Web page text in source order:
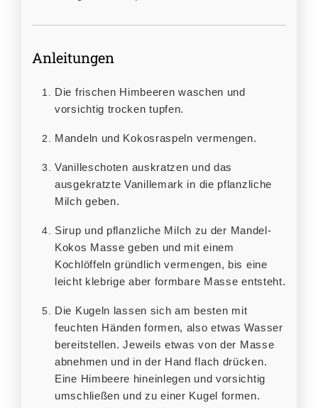
Anleitungen
Die frischen Himbeeren waschen und
vorsichtig trocken tupfen.
Mandeln und Kokosraspeln vermengen.
Vanilleschoten auskratzen und das
ausgekratzte Vanillemark in die pflanzliche
Milch geben.
Sirup und pflanzliche Milch zu der Mandel-
Kokos Masse geben und mit einem
Kochlöffeln gründlich vermengen, bis eine
leicht klebrige aber formbare Masse entsteht.
Die Kugeln lassen sich am besten mit
feuchten Händen formen, also etwas Wasser
bereitstellen. Jeweils etwas von der Masse
abnehmen und in der Hand flach drücken.
Eine Himbeere hineinlegen und vorsichtig
umschließen und zu einer Kugel formen.